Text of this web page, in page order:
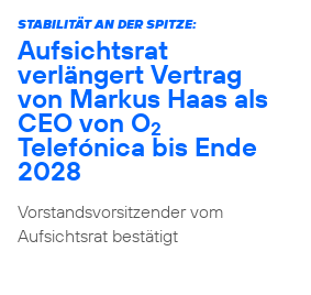
STABILITÄT AN DER SPITZE:
Aufsichtsrat
verlängert Vertrag
von Markus Haas als
CEO von O2
Telefónica bis Ende
2028
Vorstandsvorsitzender vom
Aufsichtsrat bestätigt